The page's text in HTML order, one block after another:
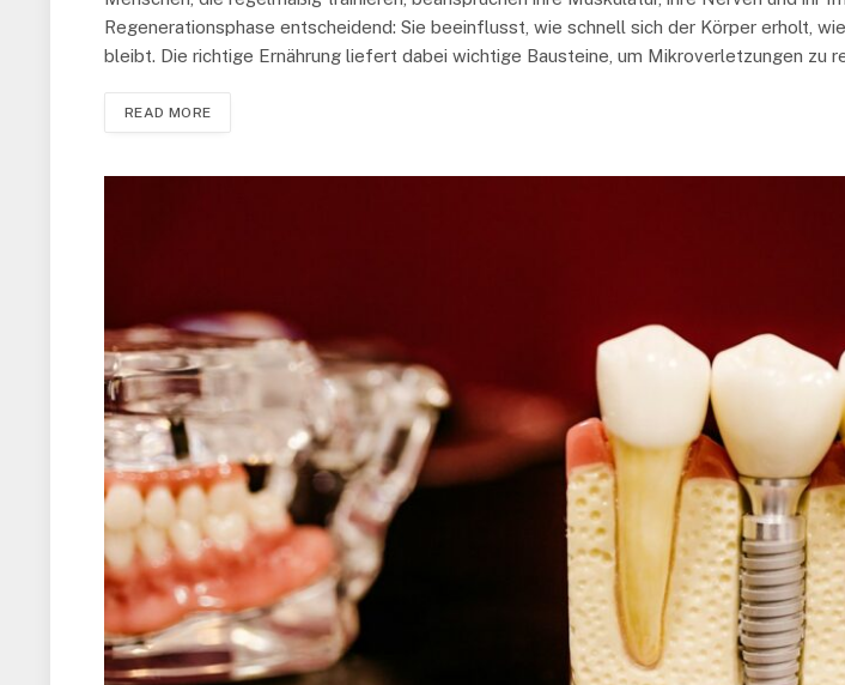
Regenerationsphase entscheidend: Sie beeinflusst, wie schnell sich der Körper erholt,
bleibt. Die richtige Ernährung liefert dabei wichtige Bausteine, um Mikroverletzungen zu
READ MORE